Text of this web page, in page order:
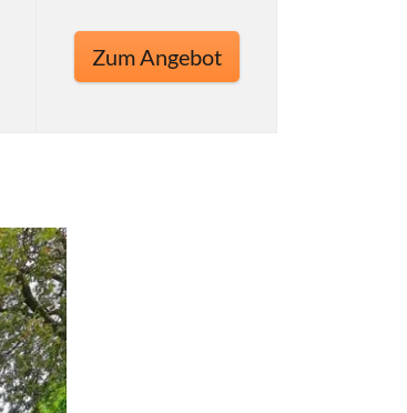
Zum Angebot